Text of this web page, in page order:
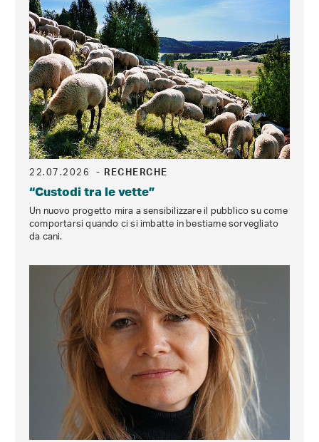
22.07.2026 - RECHERCHE
“Custodi tra le vette”
Un nuovo progetto mira a sensibilizzare il pubblico su come
comportarsi quando ci si imbatte in bestiame sorvegliato
da cani.